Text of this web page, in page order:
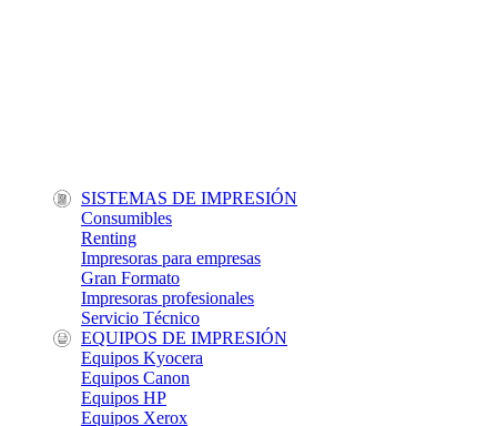
SISTEMAS DE IMPRESIÓN
Consumibles
Renting
Impresoras para empresas
Gran Formato
Impresoras profesionales
Servicio Técnico
EQUIPOS DE IMPRESIÓN
Equipos Kyocera
Equipos Canon
Equipos HP
Equipos Xerox